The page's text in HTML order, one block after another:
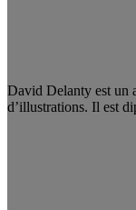
David Delanty est un
d’illustrations. Il est